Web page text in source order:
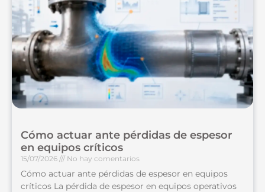
Cómo actuar ante pérdidas de espesor
en equipos críticos
15/07/2026 No hay comentarios
Cómo actuar ante pérdidas de espesor en equipos
críticos La pérdida de espesor en equipos operativos